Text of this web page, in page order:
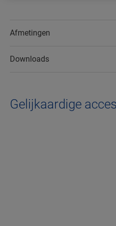
Afmetingen
Downloads
Gelijkaardige